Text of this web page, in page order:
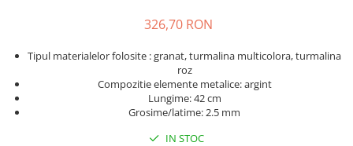
326,70 RON
Tipul materialelor folosite : granat, turmalina multicolora, turmalina
roz
Compozitie elemente metalice: argint
Lungime: 42 cm
Grosime/latime: 2.5 mm
IN STOC